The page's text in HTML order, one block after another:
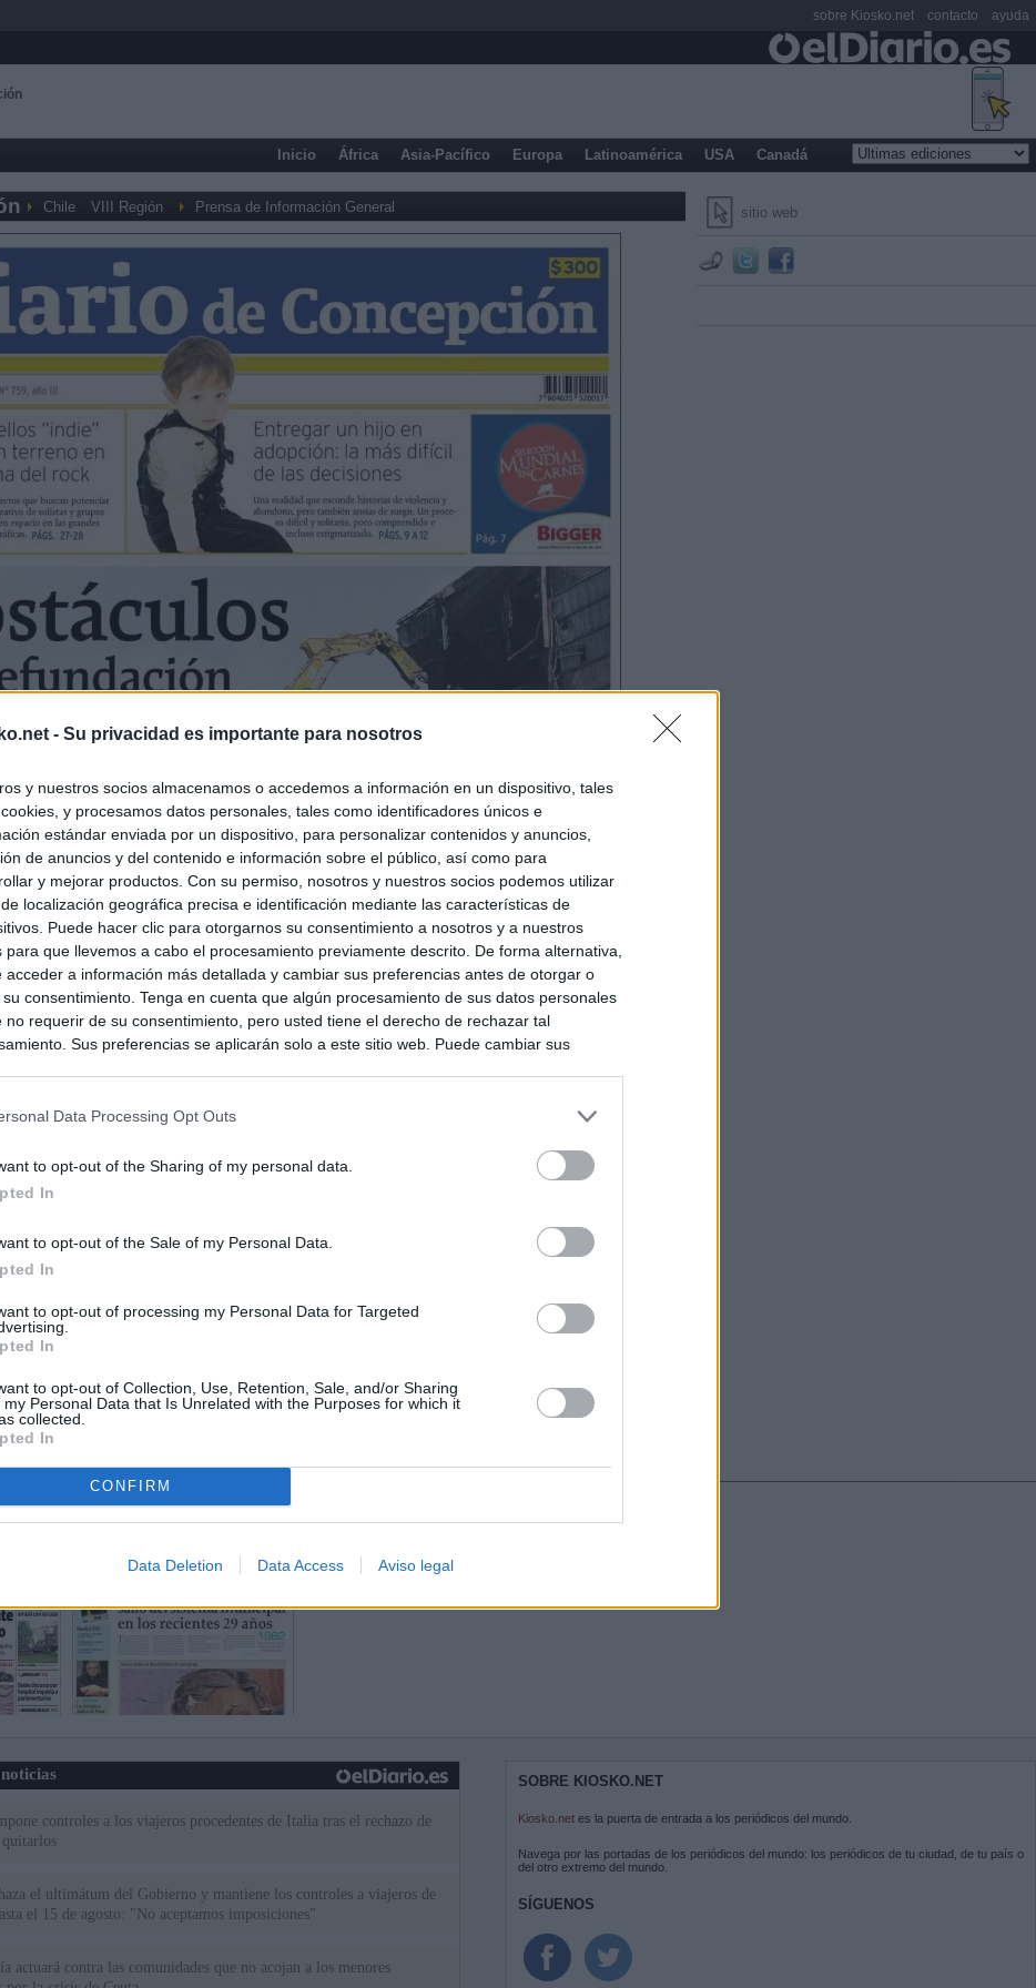
- Su privacidad es importante para nosotros
y nuestros socios almacenamos o accedemos a información en un dispositivo, tales
y procesamos datos personales, tales como identificadores únicos e
estándar enviada por un dispositivo, para personalizar contenidos y anuncios,
de anuncios y del contenido e información sobre el público, así como para
y mejorar productos. Con su permiso, nosotros y nuestros socios podemos utilizar
localización geográfica precisa e identificación mediante las características de
Puede hacer clic para otorgarnos su consentimiento a nosotros y a nuestros
para que llevemos a cabo el procesamiento previamente descrito. De forma alternativa,
acceder a información más detallada y cambiar sus preferencias antes de otorgar o
su consentimiento. Tenga en cuenta que algún procesamiento de sus datos personales
no requerir de su consentimiento, pero usted tiene el derecho de rechazar tal
Sus preferencias se aplicarán solo a este sitio web. Puede cambiar sus
Data Processing Opt Outs
to opt-out of the Sharing of my personal data.
In
to opt-out of the Sale of my Personal Data.
In
to opt-out of processing my Personal Data for Targeted
In
to opt-out of Collection, Use, Retention, Sale, and/or Sharing
my Personal Data that Is Unrelated with the Purposes for which it
collected.
In
CONFIRM
Data Deletion Data Access Aviso legal
Inicio África Asia-Pacífico Europa Latinoamérica USA Canadá
sitio web
Chile VIII Región Prensa de Información General
controles a los viajeros procedentes de Italia tras el rechazo de
el ultimátum del Gobierno y mantiene los controles a viajeros de
el 15 de agosto: "No aceptamos imposiciones"
actuará contra las comunidades que no acojan a los menores
SOBRE KIOSKO.NET
Kiosko.net es la puerta de entrada a los periódicos del mundo.
Navega por las portadas de los periódicos del mundo: los periódicos de tu ciudad, de tu país o
del otro extremo del mundo.
SÍGUENOS
sobre Kiosko.net contacto ayuda